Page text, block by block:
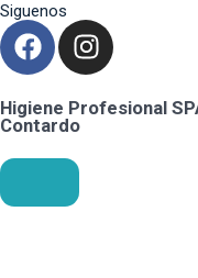
Siguenos
Higiene Profesional
Contardo